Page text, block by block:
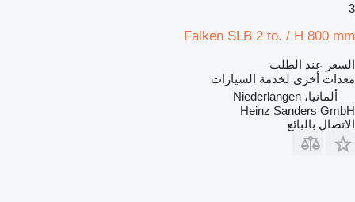
3
Falken SLB 2 to. / H 800 mm
السعر عند الطلب
معدات أخرى لخدمة السيارات
ألمانيا، Niederlangen
Heinz Sanders GmbH
الاتصال بالبائع